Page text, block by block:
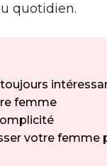
quotidien.
femme
votre femme